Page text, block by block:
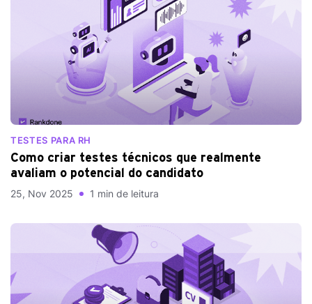
TESTES PARA RH
Como criar testes técnicos que realmente
avaliam o potencial do candidato
25, Nov 2025 1 min de leitura